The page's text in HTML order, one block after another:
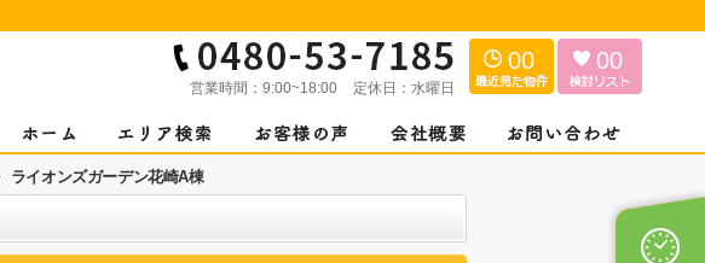
営業時間： 9:00~18:00 定休日： 水曜日
00 00
ライオンズガーデン花崎A棟